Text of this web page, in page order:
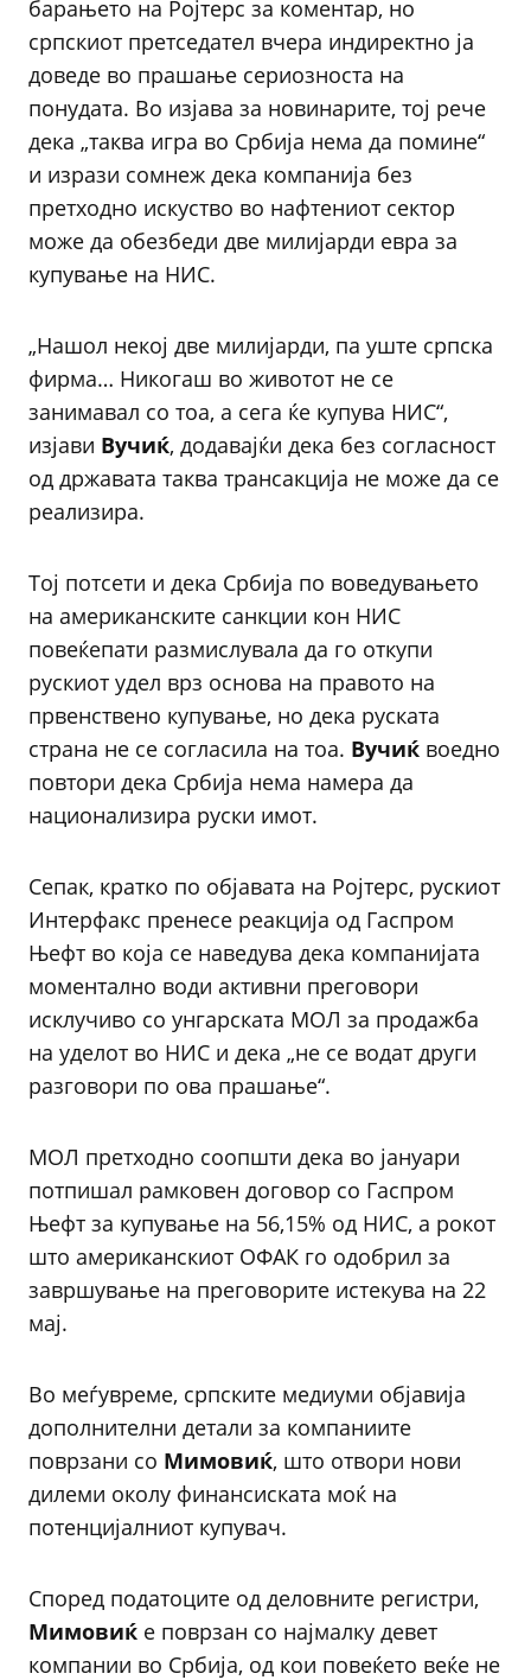
барањето на Ројтерс за коментар, но
српскиот претседател вчера индиректно ја
доведе во прашање сериозноста на
понудата. Во изјава за новинарите, тој рече
дека „таква игра во Србија нема да помине“
и изрази сомнеж дека компанија без
претходно искуство во нафтениот сектор
може да обезбеди две милијарди евра за
купување на НИС.
„Нашол некој две милијарди, па уште српска
фирма… Никогаш во животот не се
занимавал со тоа, а сега ќе купува НИС“,
изјави Вучиќ, додавајќи дека без согласност
од државата таква трансакција не може да се
реализира.
Тој потсети и дека Србија по воведувањето
на американските санкции кон НИС
повеќепати размислувала да го откупи
рускиот удел врз основа на правото на
првенствено купување, но дека руската
страна не се согласила на тоа. Вучиќ воедно
повтори дека Србија нема намера да
национализира руски имот.
Сепак, кратко по објавата на Ројтерс, рускиот
Интерфакс пренесе реакција од Гаспром
Њефт во која се наведува дека компанијата
моментално води активни преговори
исклучиво со унгарската МОЛ за продажба
на уделот во НИС и дека „не се водат други
разговори по ова прашање“.
МОЛ претходно соопшти дека во јануари
потпишал рамковен договор со Гаспром
Њефт за купување на 56,15% од НИС, а рокот
што американскиот ОФАК го одобрил за
завршување на преговорите истекува на 22
мај.
Во меѓувреме, српските медиуми објавија
дополнителни детали за компаниите
поврзани со Мимовиќ, што отвори нови
дилеми околу финансиската моќ на
потенцијалниот купувач.
Според податоците од деловните регистри,
Мимовиќ е поврзан со најмалку девет
компании во Србија, од кои повеќето веќе не